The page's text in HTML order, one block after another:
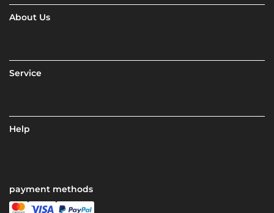
About Us
Service
Help
payment methods